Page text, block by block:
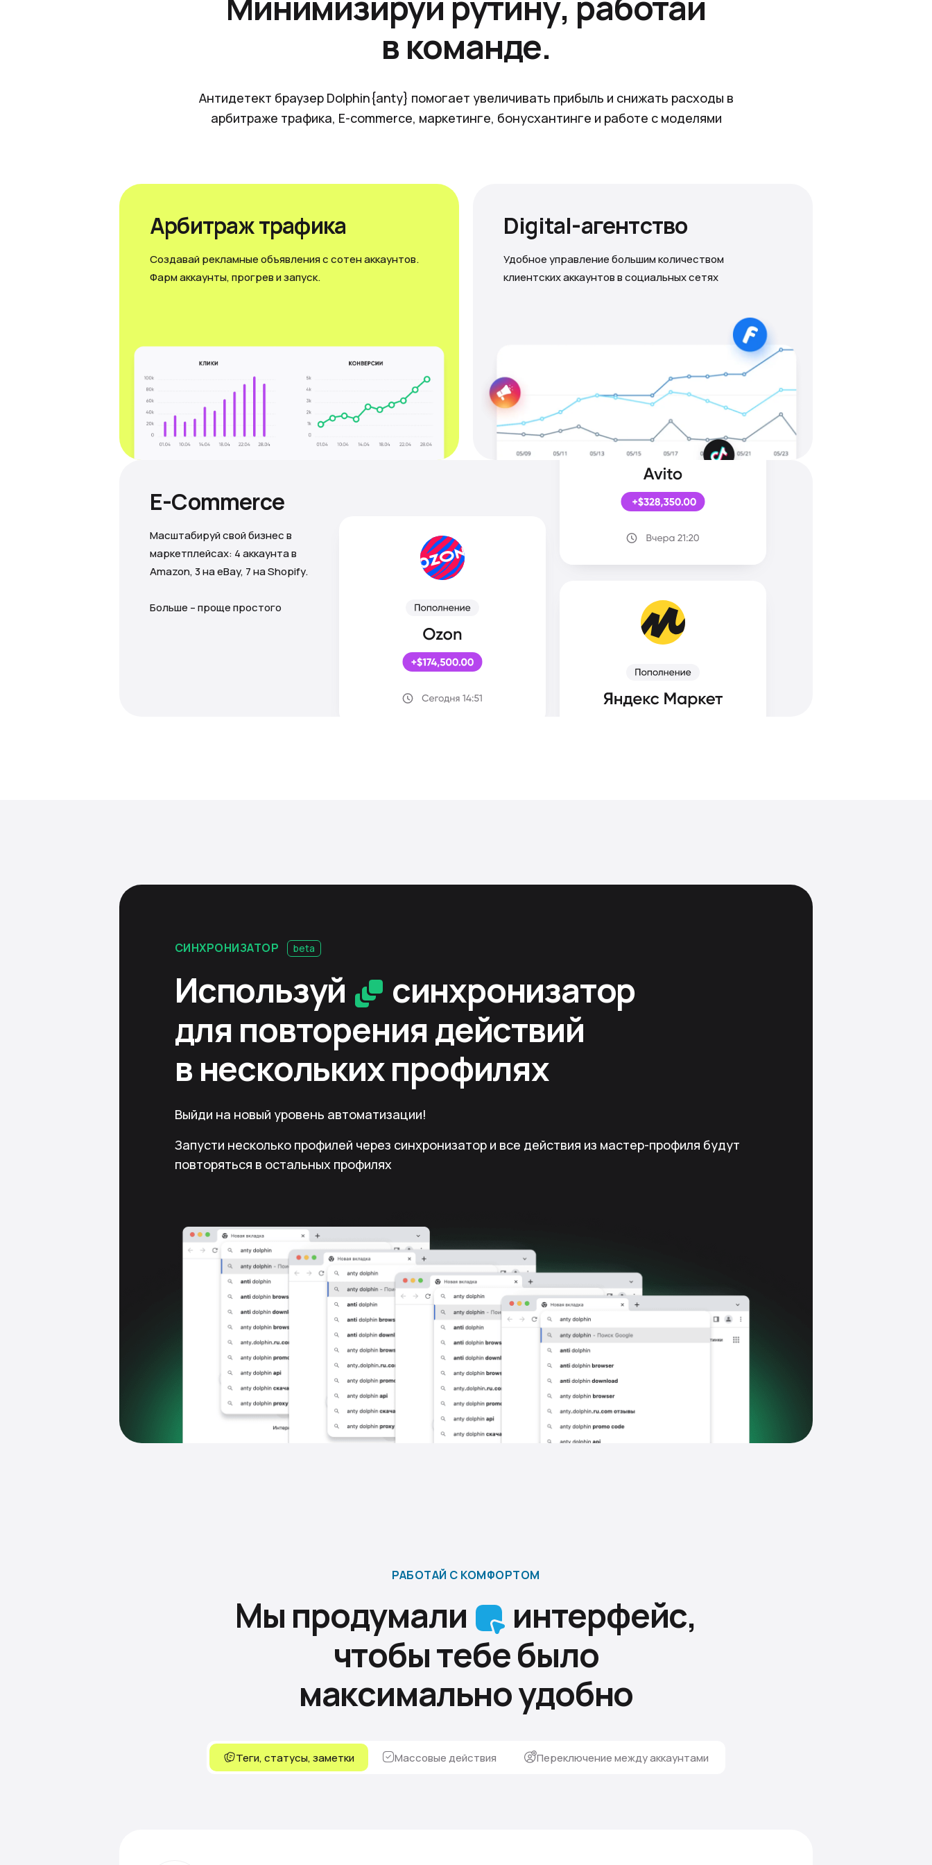
в команде.
Антидетект браузер Dolphin{anty} помогает увеличивать прибыль и снижать расходы в
арбитраже трафика, E-commerce, маркетинге, бонусхантинге и работе с моделями
Арбитраж трафика
Создавай рекламные объявления с сотен аккаунтов.
Фарм аккаунты, прогрев и запуск.
Digital-агентство
Удобное управление большим количеством
клиентских аккаунтов в социальных сетях
E-Commerce
Масштабируй свой бизнес в
маркетплейсах: 4 аккаунта в
Amazon, 3 на eBay, 7 на Shopify.
Больше – проще простого
СИНХРОНИЗАТОР beta
Используй
синхронизатор
для повторения действий
в нескольких профилях
Выйди на новый уровень автоматизации!
Запусти несколько профилей через синхронизатор и все действия из мастер-профиля будут
повторяться в остальных профилях
РАБОТАЙ С КОМФОРТОМ
Мы продумали
интерфейс,
чтобы тебе было
максимально удобно
Теги, статусы, заметки Массовые действия Переключение между аккаунтами